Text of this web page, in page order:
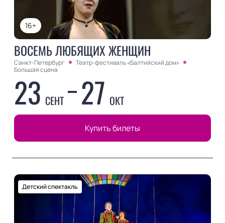
16+
ВОСЕМЬ ЛЮБЯЩИХ ЖЕНЩИН
Санкт-Петербург
Театр-фестиваль «Балтийский дом»
Большая сцена
23 СЕНТ 27 ОКТ
Купить билеты
Детский спектакль